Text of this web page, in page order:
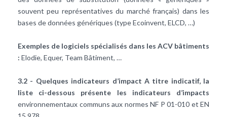
souvent peu représentatives du marché français) dans les
bases de données génériques (type Ecoinvent, ELCD, …)
Exemples de logiciels spécialisés dans les ACV bâtiments
: Elodie, Equer, Team Bâtiment, …
3.2 - Quelques indicateurs d’impact A titre indicatif, la
liste ci-dessous présente les indicateurs d’impacts
environnementaux communs aux normes NF P 01-010 et EN